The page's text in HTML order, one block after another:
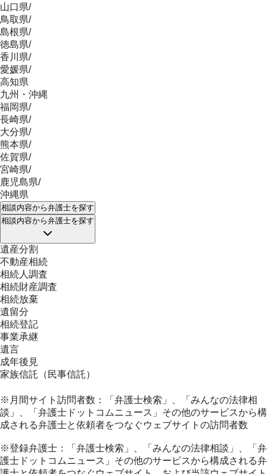
山口県/
鳥取県/
島根県/
徳島県/
香川県/
愛媛県/
高知県
九州・沖縄
福岡県/
長崎県/
大分県/
熊本県/
佐賀県/
宮崎県/
鹿児島県/
沖縄県
相談内容から弁護士を探す
相談内容から弁護士を探す
遺産分割
不動産相続
相続人調査
相続財産調査
相続放棄
遺留分
相続登記
事業承継
遺言
成年後見
家族信託（民事信託）
※月間サイト訪問者数：「弁護士検索」、「みんなの法律相
談」、「弁護士ドットコムニュース」その他のサービスから構
成される弁護士と依頼者をつなぐウェブサイトの訪問者数
※登録弁護士：「弁護士検索」、「みんなの法律相談」、「弁
護士ドットコムニュース」その他のサービスから構成される弁